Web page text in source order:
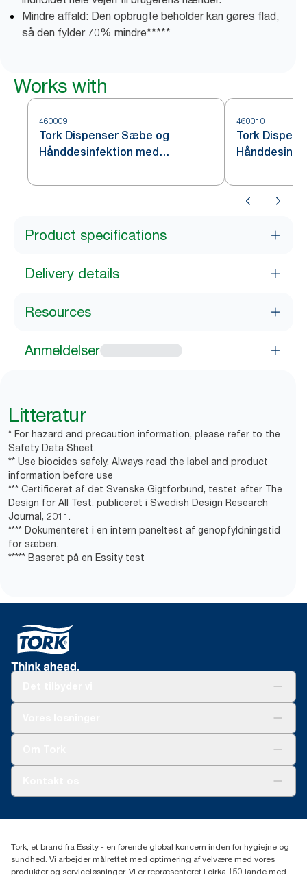
Mindre affald: Den opbrugte beholder kan gøres flad,
så den fylder 70% mindre*****
Works with
460009
Tork Dispenser Sæbe og
Hånddesinfektion med
S4
460010
Tork
Product specifications
Delivery details
Resources
Anmeldelser
Litteratur
* For hazard and precaution information, please refer to the
Safety Data Sheet.
** Use biocides safely. Always read the label and product
information before use
*** Certificeret af det Svenske Gigtforbund, testet efter The
Design for All Test, publiceret i Swedish Design Research
Journal, 2011.
**** Dokumenteret i en intern paneltest af genopfyldningstid
for sæben.
***** Baseret på en Essity test
Smiley-rapport
(+45) 48 16 82 44
Professional Hygiene
Gydevang 33
Tork, et brand fra Essity - en førende global koncern inden for hygiejne og
sundhed. Vi arbejder målrettet med optimering af velvære med vores
produkter og serviceløsninger. Vi er repræsenteret i cirka 150 lande med